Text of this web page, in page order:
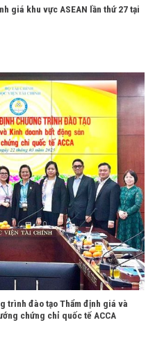
giá khu vực ASEAN lần thứ 27 tại
trình đào tạo Thẩm định giá và
chứng chỉ quốc tế ACCA